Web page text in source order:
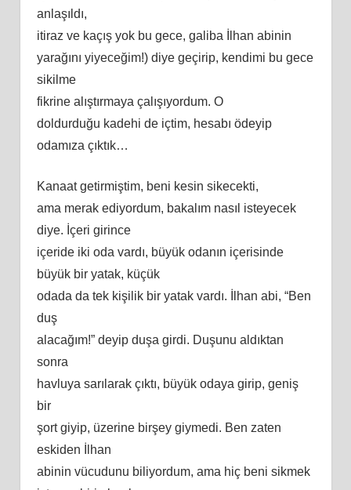
anlaşıldı,
itiraz ve kaçış yok bu gece, galiba İlhan abinin
yarağını yiyeceğim!) diye geçirip, kendimi bu gece
sikilme
fikrine alıştırmaya çalışıyordum. O
doldurduğu kadehi de içtim, hesabı ödeyip
odamıza çıktık…
Kanaat getirmiştim, beni kesin sikecekti,
ama merak ediyordum, bakalım nasıl isteyecek
diye. İçeri girince
içeride iki oda vardı, büyük odanın içerisinde
büyük bir yatak, küçük
odada da tek kişilik bir yatak vardı. İlhan abi, “Ben
duş
alacağım!” deyip duşa girdi. Duşunu aldıktan
sonra
havluya sarılarak çıktı, büyük odaya girip, geniş
bir
şort giyip, üzerine birşey giymedi. Ben zaten
eskiden İlhan
abinin vücudunu biliyordum, ama hiç beni sikmek